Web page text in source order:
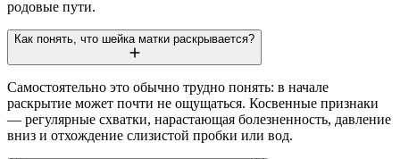
родовые пути.
Как понять, что шейка матки раскрывается?
Самостоятельно это обычно трудно понять: в начале
раскрытие может почти не ощущаться. Косвенные признаки
— регулярные схватки, нарастающая болезненность, давление
вниз и отхождение слизистой пробки или вод.